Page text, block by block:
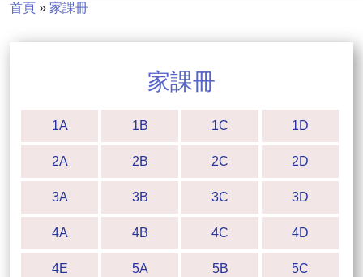
首頁 » 家課冊
家課冊
1A 1B 1C 1D
2A 2B 2C 2D
3A 3B 3C 3D
4A 4B 4C 4D
4E 5A 5B 5C